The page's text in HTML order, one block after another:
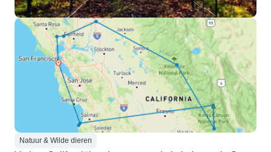
Natuur & Wilde dieren